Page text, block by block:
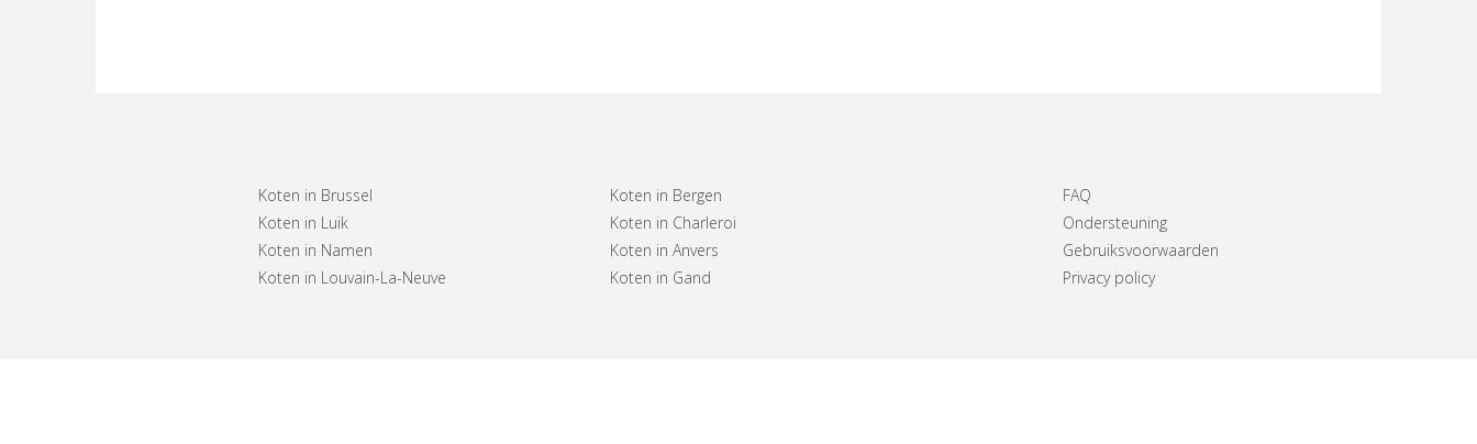
Koten in Brussel
Koten in Luik
Koten in Namen
Koten in Louvain-La-Neuve
Koten in Bergen
Koten in Charleroi
Koten in Anvers
Koten in Gand
FAQ
Ondersteuning
Gebruiksvoorwaarden
Privacy policy